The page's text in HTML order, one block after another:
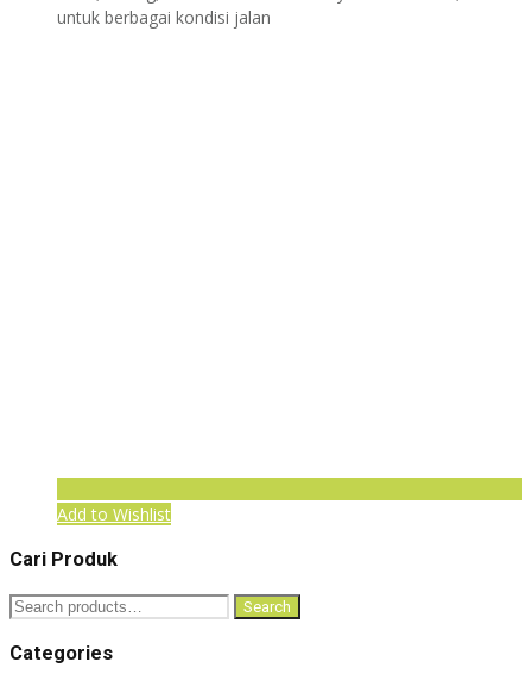
untuk berbagai kondisi jalan
Add to Wishlist
Cari Produk
Search
Search
Categories